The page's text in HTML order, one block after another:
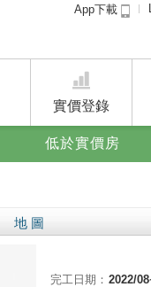
App下載
實價登錄
低於實價房
地 圖
完工日期： 2022/